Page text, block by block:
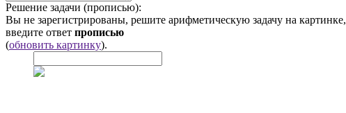
Решение задачи (прописью):
Вы не зарегистрированы, решите арифметическую задачу на картинке,
введите ответ прописью
(обновить картинку).